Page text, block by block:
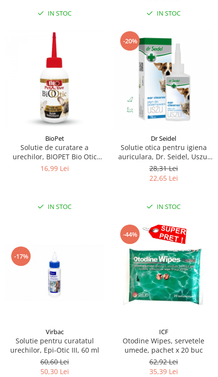
IN STOC IN STOC
BioPet
Solutie de curatare a
urechilor, BIOPET Bio Otic
100ML
16,99 Lei
IN STOC
-20%
Dr Seidel
Solutie otica pentru igiena
auriculara, Dr. Seidel, Uszu,
75 ml
28,31 Lei
22,65 Lei
IN STOC
-17%
Virbac
Solutie pentru curatatul
urechilor, Epi-Otic III, 60 ml
60,60 Lei
50,30 Lei
-44%
ICF
Otodine Wipes, servetele
umede, pachet x 20 buc
62,92 Lei
35,39 Lei